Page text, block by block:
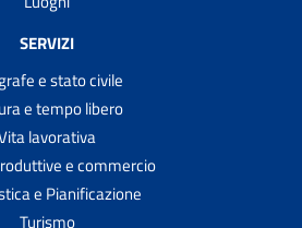
SERVIZI
e stato civile
e tempo libero
lavorativa
e commercio
e Pianificazione
Turismo